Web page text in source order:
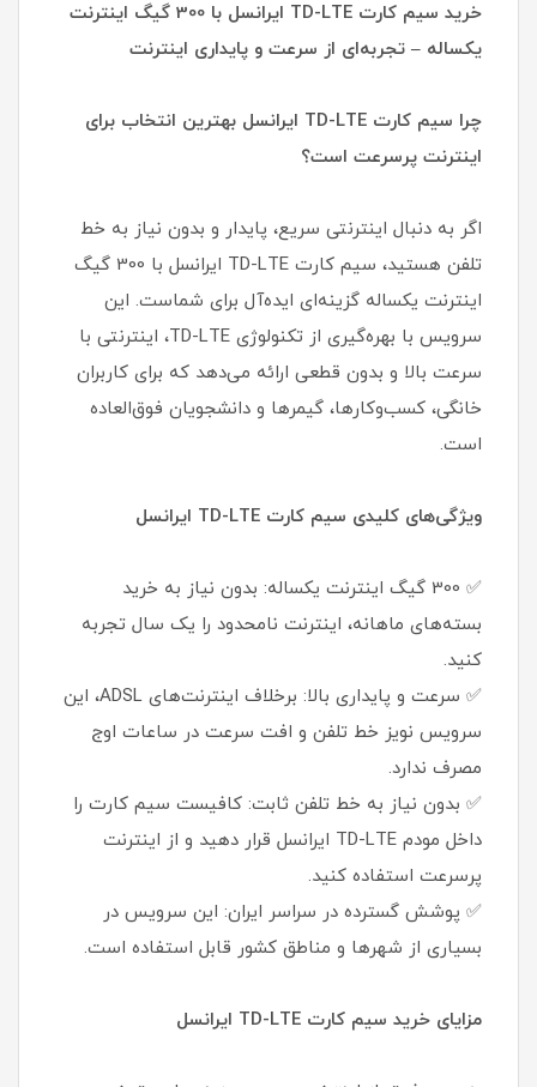
خرید سیم کارت TD-LTE ایرانسل با 300 گیگ اینترنت
یکساله – تجربه‌ای از سرعت و پایداری اینترنت
چرا سیم کارت TD-LTE ایرانسل بهترین انتخاب برای
اینترنت پرسرعت است؟
اگر به دنبال اینترنتی سریع، پایدار و بدون نیاز به خط
تلفن هستید، سیم کارت TD-LTE ایرانسل با 300 گیگ
اینترنت یکساله گزینه‌ای ایده‌آل برای شماست. این
سرویس با بهره‌گیری از تکنولوژی TD-LTE، اینترنتی با
سرعت بالا و بدون قطعی ارائه می‌دهد که برای کاربران
خانگی، کسب‌وکارها، گیمرها و دانشجویان فوق‌العاده
است.
ویژگی‌های کلیدی سیم کارت TD-LTE ایرانسل
✅ 300 گیگ اینترنت یکساله: بدون نیاز به خرید
بسته‌های ماهانه، اینترنت نامحدود را یک سال تجربه
کنید.
✅ سرعت و پایداری بالا: برخلاف اینترنت‌های ADSL، این
سرویس نویز خط تلفن و افت سرعت در ساعات اوج
مصرف ندارد.
✅ بدون نیاز به خط تلفن ثابت: کافیست سیم کارت را
داخل مودم TD-LTE ایرانسل قرار دهید و از اینترنت
پرسرعت استفاده کنید.
✅ پوشش گسترده در سراسر ایران: این سرویس در
بسیاری از شهرها و مناطق کشور قابل استفاده است.
مزایای خرید سیم کارت TD-LTE ایرانسل